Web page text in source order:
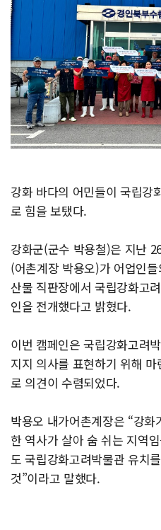
강화 바다의 어민들이 국립강
로 힘을 보탰다.
강화군(군수 박용철)은 지난
(어촌계장 박용오)가 어업인
산물 직판장에서 국립강화고
인을 전개했다고 밝혔다.
이번 캠페인은 국립강화고려
지지 의사를 표현하기 위해
로 의견이 수렴되었다.
박용오 내가어촌계장은 “강
한 역사가 살아 숨 쉬는 지역
도 국립강화고려박물관 유치
것”이라고 말했다.